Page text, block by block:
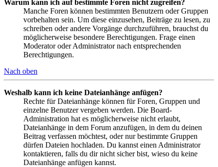
Warum kann ich auf bestimmte Foren nicht zugreifen?
Manche Foren können bestimmten Benutzern oder Gruppen
vorbehalten sein. Um diese einzusehen, Beiträge zu lesen, zu
schreiben oder andere Vorgänge durchzuführen, brauchst du
möglicherweise besondere Berechtigungen. Frage einen
Moderator oder Administrator nach entsprechenden
Berechtigungen.
Nach oben
Weshalb kann ich keine Dateianhänge anfügen?
Rechte für Dateianhänge können für Foren, Gruppen und
einzelne Benutzer vergeben werden. Die Board-
Administration hat es möglicherweise nicht erlaubt,
Dateianhänge in dem Forum anzufügen, in dem du deinen
Beitrag verfassen möchtest, oder nur bestimmte Gruppen
dürfen Dateien hochladen. Du kannst einen Administrator
kontaktieren, falls du dir nicht sicher bist, wieso du keine
Dateianhänge anfügen kannst.